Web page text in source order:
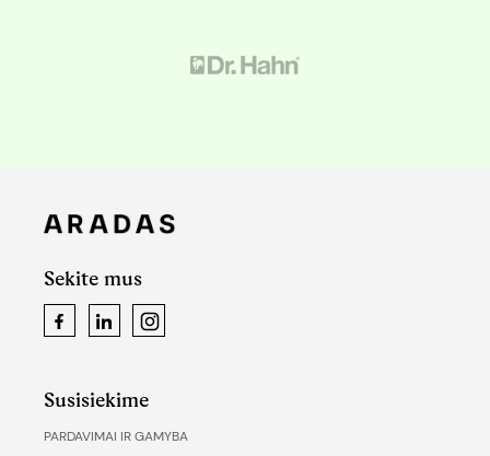
Sekite mus
FacebookLinkedInInstagram
Susisiekime
PARDAVIMAI IR GAMYBA